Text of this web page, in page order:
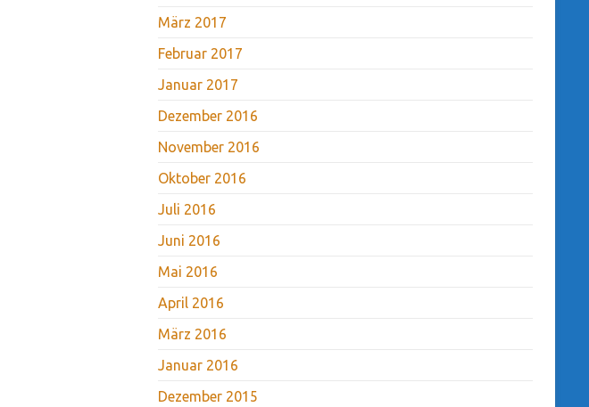
März 2017
Februar 2017
Januar 2017
Dezember 2016
November 2016
Oktober 2016
Juli 2016
Juni 2016
Mai 2016
April 2016
März 2016
Januar 2016
Dezember 2015